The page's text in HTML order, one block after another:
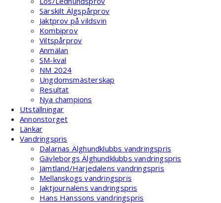
Särskilt Älgspårprov
Jaktprov på vildsvin
Kombiprov
Viltspårprov
Anmälan
SM-kval
NM 2024
Ungdomsmästerskap
Resultat
Nya champions
Utställningar
Annonstorget
Länkar
Vandringspris
Dalarnas Älghundklubbs vandringspris
Gävleborgs Älghundklubbs vandringspris
Jämtland/Härjedalens vandringspris
Mellanskogs vandringspris
Jaktjournalens vandringspris
Hans Hanssons vandringspris